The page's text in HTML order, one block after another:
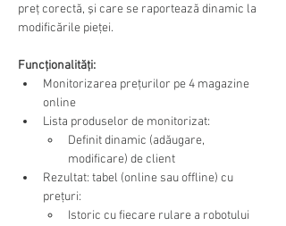
preţ corectă, şi care se raportează dinamic la
modificările pieţei.
Funcţionalităţi:
Monitorizarea preţurilor pe 4 magazine
online
Lista produselor de monitorizat:
Definit dinamic (adăugare,
modificare) de client
Rezultat: tabel (online sau offline) cu
preţuri:
Istoric cu fiecare rulare a robotului